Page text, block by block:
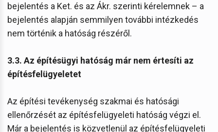
bejelentés a Ket. és az Ákr. szerinti kérelemnek – a
bejelentés alapján semmilyen további intézkedés
nem történik a hatóság részéről.
3.3. Az építésügyi hatóság már nem értesíti az
építésfelügyeletet
Az építési tevékenység szakmai és hatósági
ellenőrzését az építésfelügyeleti hatóság végzi el.
Már a bejelentés is közvetlenül az építésfelügyeleti